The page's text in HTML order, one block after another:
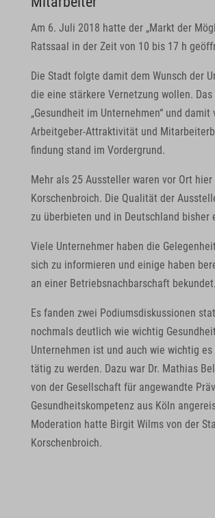
Am 6. Juli 2018 hatte der „Markt der
Ratssaal in der Zeit von 10 bis 17 h
Die Stadt folgte damit dem Wunsch der
die eine stärkere Vernetzung wollen. Das
„Gesundheit im Unternehmen“ und damit
Arbeitgeber-Attraktivität und
findung stand im Vordergrund.
Mehr als 25 Aussteller waren vor Ort hier
Korschenbroich. Die Qualität der
zu überbieten und in Deutschland bisher
Viele Unternehmer haben die
sich zu informieren und einige haben
an einer Betriebsnachbarschaft bekundet.
Es fanden zwei Podiumsdiskussionen
nochmals deutlich wie wichtig
Unternehmen ist und auch wie wichtig
tätig zu werden. Dazu war Dr. Mathias
von der Gesellschaft für angewandte
Gesundheitskompetenz aus Köln
Moderation hatte Birgit Wilms von der
Korschenbroich.